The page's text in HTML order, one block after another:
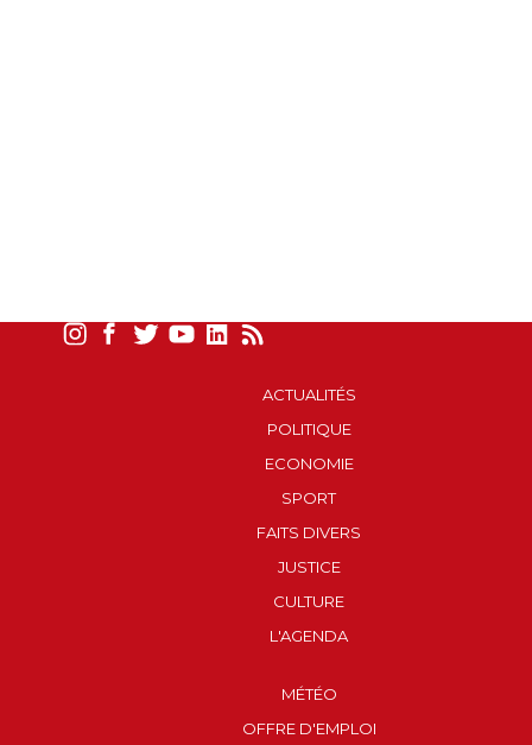
ACTUALITÉS
POLITIQUE
ECONOMIE
SPORT
FAITS DIVERS
JUSTICE
CULTURE
L'AGENDA
MÉTÉO
OFFRE D'EMPLOI